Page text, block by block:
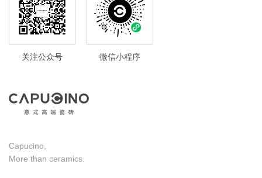
关注公众号 微信小程序
Capucino,
More than ceramics.